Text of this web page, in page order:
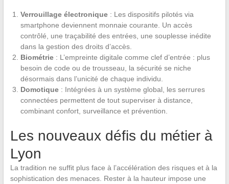
Verrouillage électronique: Les dispositifs pilotés via
smartphone deviennent monnaie courante. Un accès
contrôlé, une traçabilité des entrées, une souplesse inédite
dans la gestion des droits d’accès.
Biométrie: L’empreinte digitale comme clef d’entrée : plus
besoin de code ou de trousseau, la sécurité se niche
désormais dans l’unicité de chaque individu.
Domotique: Intégrées à un système global, les serrures
connectées permettent de tout superviser à distance,
combinant confort, surveillance et prévention.
Les nouveaux défis du métier à
Lyon
La tradition ne suffit plus face à l’accélération des risques et à la
sophistication des menaces. Rester à la hauteur impose une